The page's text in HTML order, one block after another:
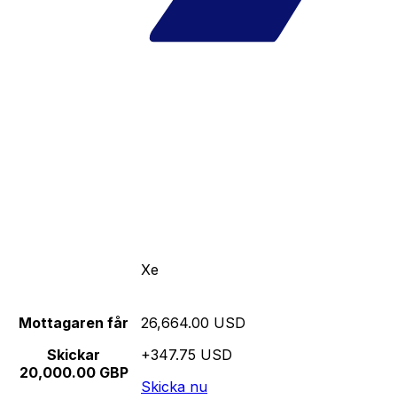
Xe
Mottagaren får
Skickar
20,000.00 GBP
26,664.00 USD
+347.75 USD
Skicka nu